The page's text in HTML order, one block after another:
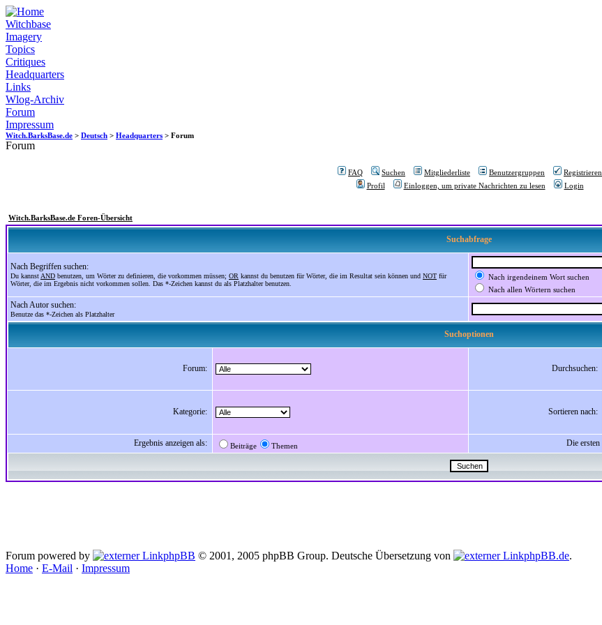
Witchbase
Imagery
Topics
Critiques
Headquarters
Links
Wlog-Archiv
Forum
Impressum
Witch.BarksBase.de > Deutsch > Headquarters > Forum
Forum
FAQ Suchen Mitgliederliste Benutzergruppen
Registrieren
Profil
Einloggen, um private Nachrichten zu lesen Login
Witch.BarksBase.de Foren-Übersicht
Suchabfrage
Nach Begriffen suchen:
Du kannst AND benutzen, um Wörter zu definieren, die vorkommen müssen; OR kannst du benutzen für Wörter, die im Resultat sein können und NOT für
Wörter, die im Ergebnis nicht vorkommen sollen. Das *-Zeichen kannst du als Platzhalter benutzen.
Nach irgendeinem Wort suchen
Nach allen Wörtern suchen
Nach Autor suchen:
Benutze das *-Zeichen als Platzhalter
Suchoptionen
Forum: Durchsuchen:
Kategorie: Sortieren nach:
Ergebnis anzeigen als: Beiträge Themen Die ersten
Forum powered by phpBB © 2001, 2005 phpBB Group. Deutsche Übersetzung von phpBB.de.
Home · E-Mail · Impressum